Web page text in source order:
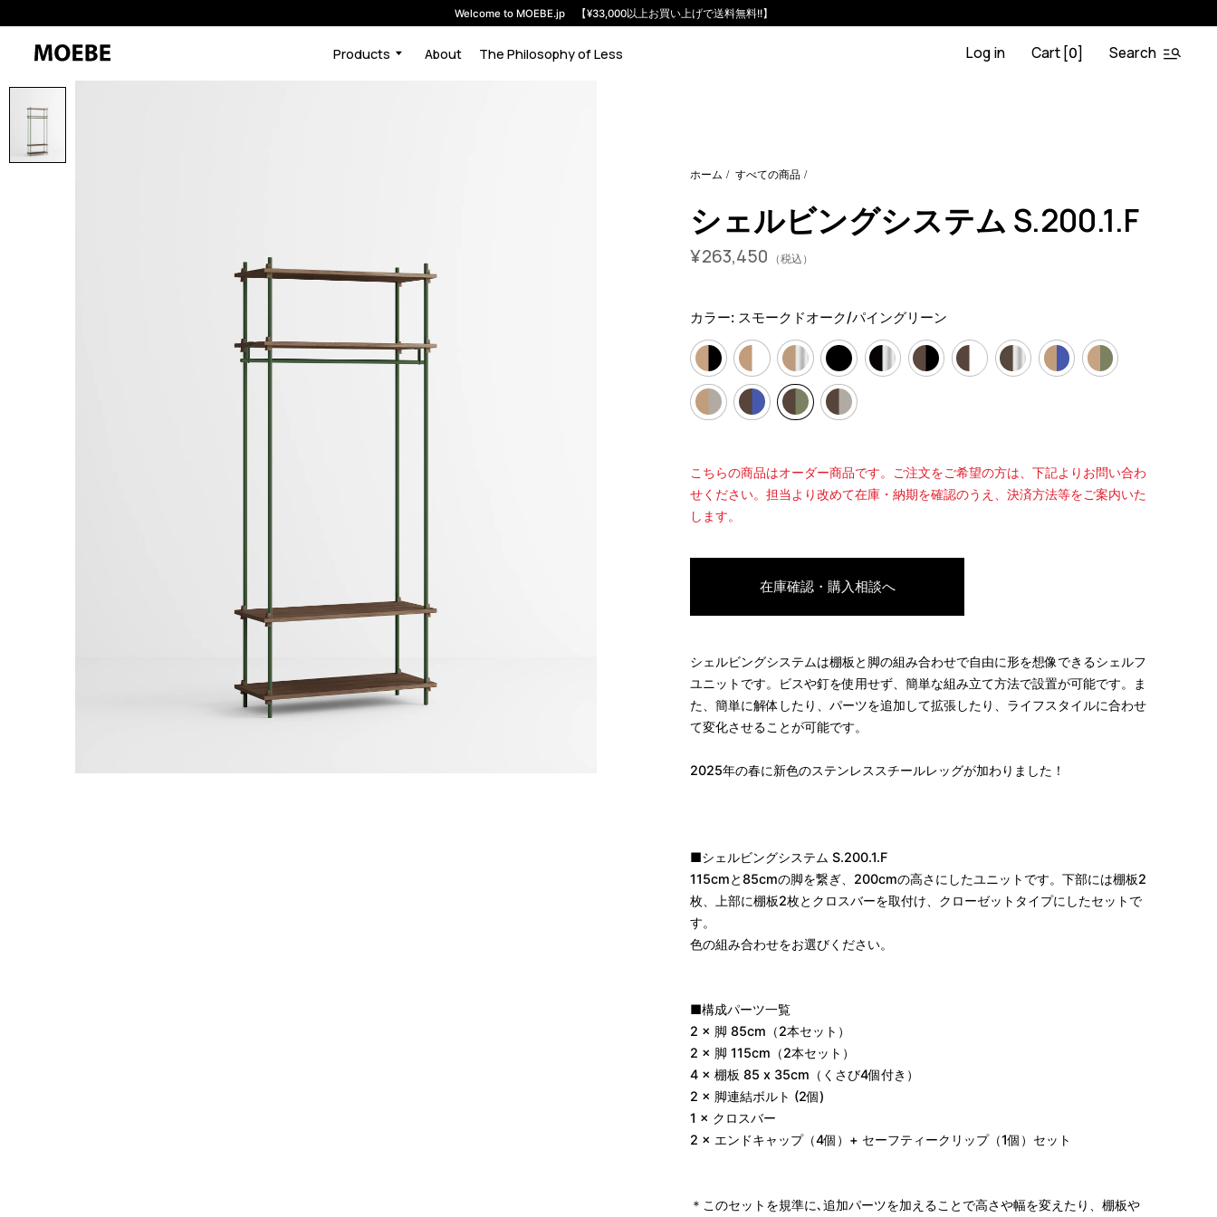
Welcome to MOEBE.jp 【¥33,000以上お買い上げで送料無料!!】
Products About The Philosophy of Less Log in Cart [0] Search
46591438455016
ホーム すべての商品
シェルビングシステム S.200.1.F
¥263,450 （税込）
カラー: スモークドオーク/パイングリーン
こちらの商品はオーダー商品です。ご注文をご希望の方は、下記よりお問い合わ
せください。担当より改めて在庫・納期を確認のうえ、決済方法等をご案内いた
します。
在庫確認・購入相談へ
シェルビングシステムは棚板と脚の組み合わせで自由に形を想像できるシェルフ
ユニットです。ビスや釘を使用せず、簡単な組み立て方法で設置が可能です。ま
た、簡単に解体したり、パーツを追加して拡張したり、ライフスタイルに合わせ
て変化させることが可能です。
2025年の春に新色のステンレススチールレッグが加わりました！
■シェルビングシステム S.200.1.F
115cmと85cmの脚を繋ぎ、200cmの高さにしたユニットです。下部には棚板2
枚、上部に棚板2枚とクロスバーを取付け、クローゼットタイプにしたセットで
す。
色の組み合わせをお選びください。
■構成パーツ一覧
2 × 脚 85cm（2本セット）
2 × 脚 115cm（2本セット）
4 × 棚板 85 x 35cm（くさび4個付き）
2 × 脚連結ボルト (2個)
1 × クロスバー
2 × エンドキャップ（4個）+ セーフティークリップ（1個）セット
＊このセットを規準に､追加パーツを加えることで高さや幅を変えたり、棚板や